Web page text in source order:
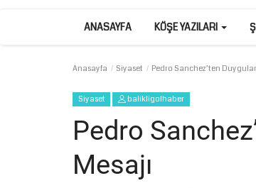
ANASAYFA KÖŞE YAZILARI
Anasayfa Siyaset Pedro Sanchez’ten
Siyaset balikligolhaber
Pedro
Mesajı